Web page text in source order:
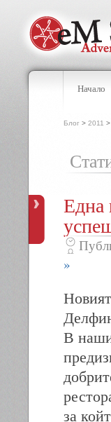
Начало
Блог > 2011
Една
»
В
за